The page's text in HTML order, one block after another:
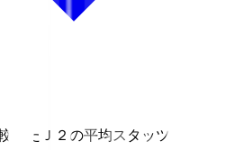
したＪ２の平均スタッツ